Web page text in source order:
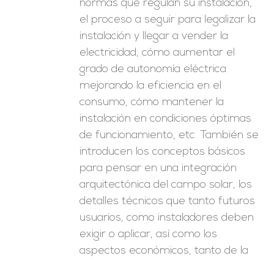
normas que regulan su instalación,
el proceso a seguir para legalizar la
instalación y llegar a vender la
electricidad, cómo aumentar el
grado de autonomía eléctrica
mejorando la eficiencia en el
consumo, cómo mantener la
instalación en condiciones óptimas
de funcionamiento, etc. También se
introducen los conceptos básicos
para pensar en una integración
arquitectónica del campo solar, los
detalles técnicos que tanto futuros
usuarios, como instaladores deben
exigir o aplicar, así como los
aspectos económicos, tanto de la